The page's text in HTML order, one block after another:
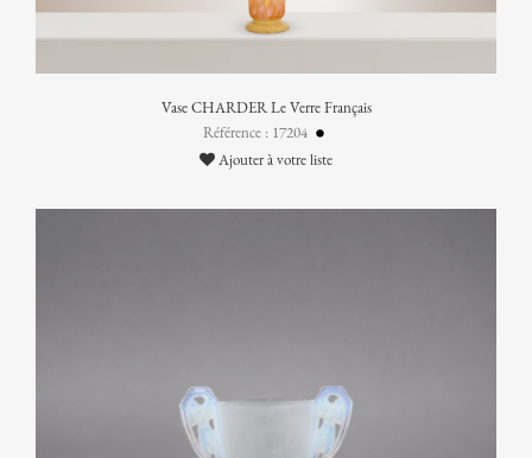
Vase CHARDER Le Verre Français
Référence : 17204
Ajouter à votre liste